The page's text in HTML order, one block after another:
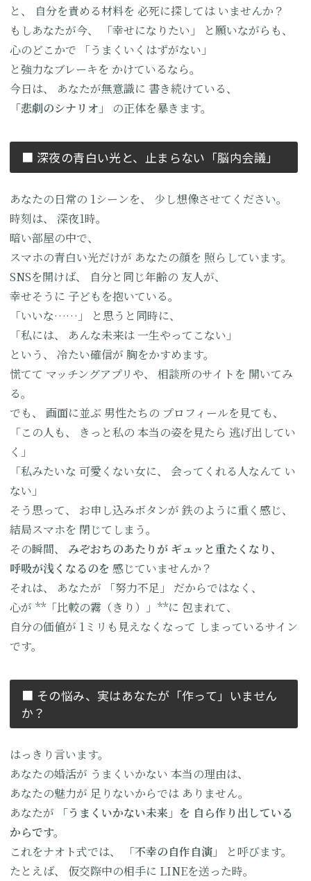
と、
自分を責める材料を 必死に探しては いませんか？
もしあなたが今、
「幸せになりたい」
と願いながらも、
心のどこかで
「うまくいくはずがない」
と強力なブレーキを かけているなら。
今日は、
あなたが無意識に 書き続けている、
「悲劇のシナリオ」
の正体を暴きます。
■ 深夜の青白い光と、 止まらない「脳内会議」
あなたの日常の 1シーンを、
少し想像させてください。
時刻は、
深夜1時。
暗い部屋の中で、
スマホの青白い光だけが あなたの顔を 照らしています。
SNSを開けば、
自分と同じ年齢の 友人が、
幸せそうに 子どもを抱いている。
「いいな……」
と思うと同時に、
「私には、
あんな未来は 一生やってこない」
という、
冷たい確信が 胸をかすめます。
慌てて マッチングアプリや、 相談所のサイトを 開いてみ
る。
でも、
画面に並ぶ 男性たちの プロフィールを見ても、
「この人も、
きっと私の 本当の姿を見たら 逃げ出してい
く」
「私みたいな 可愛くない女に、 会ってくれる人なんて い
ない」
そう思って、
お申し込みボタンが 鉄のように重く感じ、
結局スマホを 閉じてしまう。
その瞬間、
みぞおちのあたりが ギュッと重たくなり、
呼吸が浅くなるのを 感じていませんか？
それは、
あなたが 「努力不足」
だからではなく、
心が **「比較の霧（きり）」**に 包まれて、
自分の価値が 1ミリも見えなくなって しまっているサイン
です。
■ その悩み、実はあなたが 「作って」いません
か？
はっきり言います。
あなたの婚活が うまくいかない 本当の理由は、
あなたの魅力が 足りないからでは ありません。
あなたが
「うまくいかない未来」を 自ら作り出している
からです。
これをナオト式では、
「不幸の自作自演」
と呼びます。
たとえば、
仮交際中の相手に LINEを送った時。